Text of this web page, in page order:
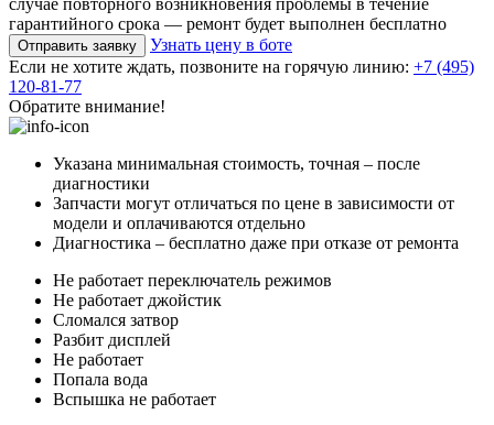
гарантийного срока — ремонт будет выполнен бесплатно
Отправить заявку
Узнать цену в боте
Если не хотите ждать, позвоните на горячую линию: +7 (495)
120-81-77
Обратите внимание!
Указана минимальная стоимость, точная – после
диагностики
Запчасти могут отличаться по цене в зависимости от
модели и оплачиваются отдельно
Диагностика – бесплатно даже при отказе от ремонта
Не работает переключатель режимов
Не работает джойстик
Сломался затвор
Разбит дисплей
Не работает
Попала вода
Вспышка не работает